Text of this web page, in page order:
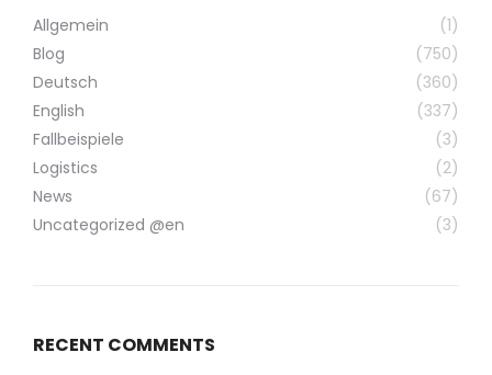
Allgemein
(1)
Blog
(750)
Deutsch
(360)
English
(337)
Fallbeispiele
(3)
Logistics
(2)
News
(67)
Uncategorized @en
(3)
RECENT COMMENTS